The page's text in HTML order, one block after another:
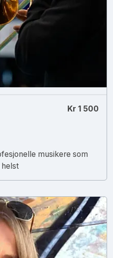
Kr 1 500
musikere som